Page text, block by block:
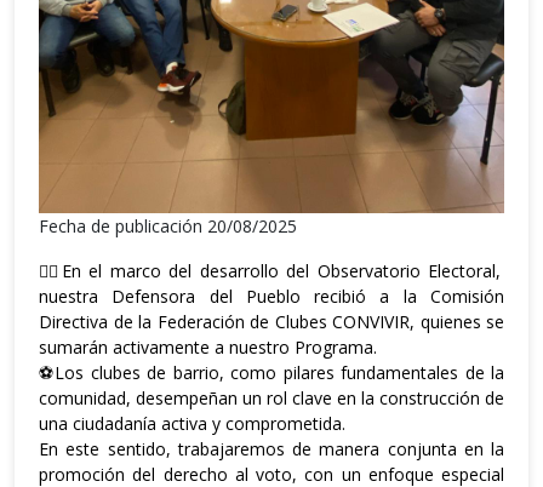
Fecha de publicación 20/08/2025
👉🏼En el marco del desarrollo del Observatorio Electoral,
nuestra Defensora del Pueblo recibió a la Comisión
Directiva de la Federación de Clubes CONVIVIR, quienes se
sumarán activamente a nuestro Programa.
⚽️Los clubes de barrio, como pilares fundamentales de la
comunidad, desempeñan un rol clave en la construcción de
una ciudadanía activa y comprometida.
En este sentido, trabajaremos de manera conjunta en la
promoción del derecho al voto, con un enfoque especial